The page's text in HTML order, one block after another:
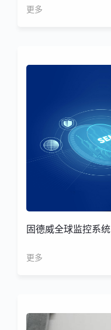
更多
固德威全球监控系统
更多